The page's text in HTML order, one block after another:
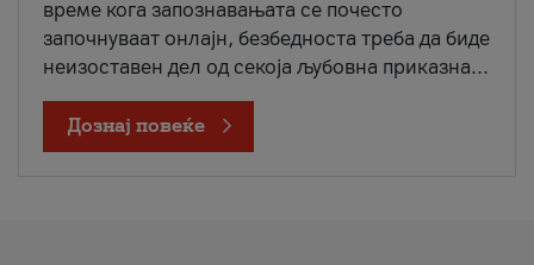
време кога запознавањата се почесто
започнуваат онлајн, безбедноста треба да биде
неизоставен дел од секоја љубовна приказна...
Дознај повеќе